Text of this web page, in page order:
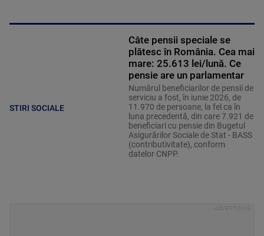
STIRI SOCIALE
Câte pensii speciale se
plătesc în România. Cea mai
mare: 25.613 lei/lună. Ce
pensie are un parlamentar
Numărul beneficiarilor de pensii de
serviciu a fost, în iunie 2026, de
11.970 de persoane, la fel ca în
luna precedentă, din care 7.921 de
beneficiari cu pensie din Bugetul
Asigurărilor Sociale de Stat - BASS
(contributivitate), conform
datelor CNPP.